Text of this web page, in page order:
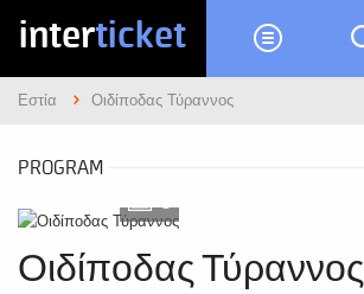
interticket
Εστία Οιδίποδας Τύραννος
PROGRAM
5
Οιδίποδας Τύραννος